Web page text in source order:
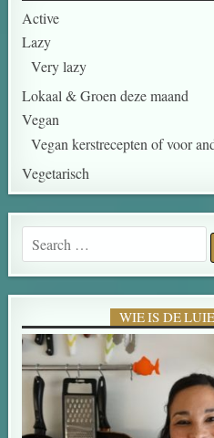
Active
Lazy
Very lazy
Lokaal & Groen deze maand
Vegan
Vegan kerstrecepten of voor
Vegetarisch
Search for:
WIE IS DE